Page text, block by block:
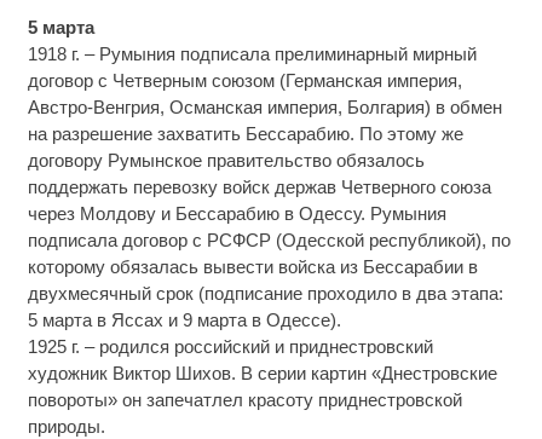
5 марта
1918 г. – Румыния подписала прелиминарный мирный
договор с Четверным союзом (Германская империя,
Австро-Венгрия, Османская империя, Болгария) в обмен
на разрешение захватить Бессарабию. По этому же
договору Румынское правительство обязалось
поддержать перевозку войск держав Четверного союза
через Молдову и Бессарабию в Одессу. Румыния
подписала договор с РСФСР (Одесской республикой), по
которому обязалась вывести войска из Бессарабии в
двухмесячный срок (подписание проходило в два этапа:
5 марта в Яссах и 9 марта в Одессе).
1925 г. – родился российский и приднестровский
художник Виктор Шихов. В серии картин «Днестровские
повороты» он запечатлел красоту приднестровской
природы.